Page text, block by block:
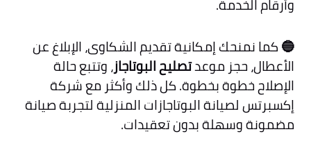
🔵كما نمنحك إمكانية تقديم الشكاوى، الإبلاغ عن
الأعطال، حجز موعدتصليح البوتاجاز، وتتبع حالة
الإصلاح خطوة بخطوة. كل ذلك وأكثر مع شركة
إكسبرتس لصيانة البوتاجازات المنزلية لتجربة صيانة
مضمونة وسهلة بدون تعقيدات.